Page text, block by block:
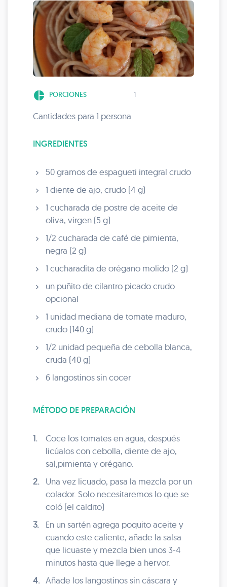
pie_chart PORCIONES 1
Cantidades para 1 persona
INGREDIENTES
50 gramos de espagueti integral crudo
1 diente de ajo, crudo (4 g)
1 cucharada de postre de aceite de
oliva, virgen (5 g)
1/2 cucharada de café de pimienta,
negra (2 g)
1 cucharadita de orégano molido (2 g)
un puñito de cilantro picado crudo
opcional
1 unidad mediana de tomate maduro,
crudo (140 g)
1/2 unidad pequeña de cebolla blanca,
cruda (40 g)
6 langostinos sin cocer
MÉTODO DE PREPARACIÓN
1.
Coce los tomates en agua, después
licúalos con cebolla, diente de ajo,
sal,pimienta y orégano.
2.
Una vez licuado, pasa la mezcla por un
colador. Solo necesitaremos lo que se
coló (el caldito)
3.
En un sartén agrega poquito aceite y
cuando este caliente, añade la salsa
que licuaste y mezcla bien unos 3-4
minutos hasta que llege a hervor.
4. Añade los langostinos sin cáscara y